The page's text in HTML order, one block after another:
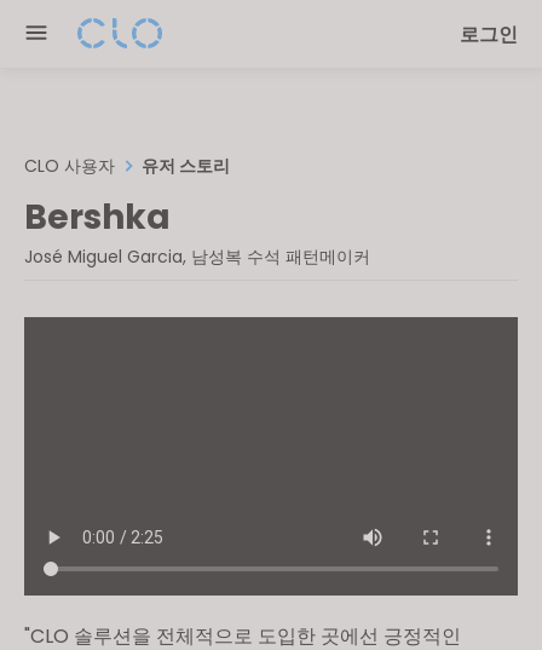
note:
accessibility
system.
로그인
CLO 사용자 유저 스토리
Bershka
José Miguel Garcia, 남성복 수석 패턴메이커
"CLO 솔루션을 전체적으로 도입한 곳에선 긍정적인